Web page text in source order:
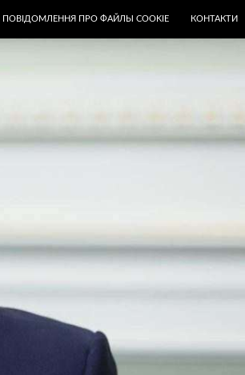
ПОВІДОМЛЕННЯ ПРО ФАЙЛЫ COOKIE КОНТАКТИ